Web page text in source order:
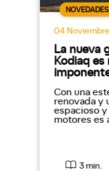
NOVEDADES
04
La nueva
Kodiaq es
Con una
renovada y
espacioso
motores es
3 min.